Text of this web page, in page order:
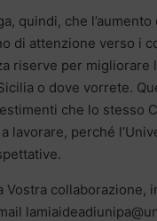
quindi, che
di attenzione verso i
riserve per migliorare
o dove vorrete.
che lo stesso
lavorare, perché
Vostra collaborazione,